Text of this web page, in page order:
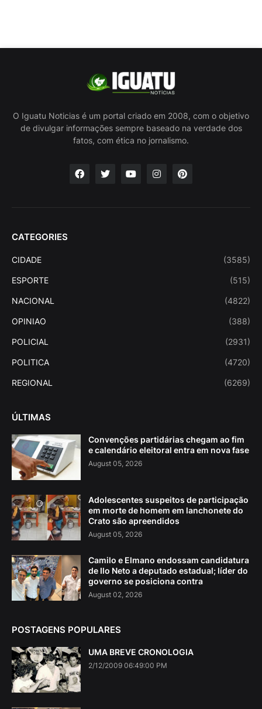
O Iguatu Noticias é um portal criado em 2008, com o objetivo
de divulgar informações sempre baseado na verdade dos
fatos, com ética no jornalismo.
CATEGORIES
CIDADE (3585)
ESPORTE (515)
NACIONAL (4822)
OPINIAO (388)
POLICIAL (2931)
POLITICA (4720)
REGIONAL (6269)
ÚLTIMAS
Convenções partidárias chegam ao fim
e calendário eleitoral entra em nova fase
August 05, 2026
Adolescentes suspeitos de participação
em morte de homem em lanchonete do
Crato são apreendidos
August 05, 2026
Camilo e Elmano endossam candidatura
de Ilo Neto a deputado estadual; líder do
governo se posiciona contra
August 02, 2026
POSTAGENS POPULARES
UMA BREVE CRONOLOGIA
2/12/2009 06:49:00 PM